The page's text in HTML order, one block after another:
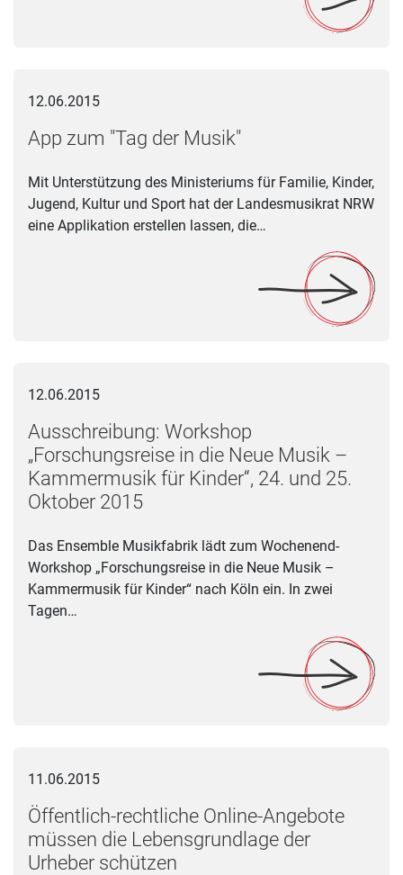
12.06.2015
App zum "Tag der Musik"
Mit Unterstützung des Ministeriums für Familie, Kinder,
Jugend, Kultur und Sport hat der Landesmusikrat NRW
eine Applikation erstellen lassen, die…
12.06.2015
Ausschreibung: Workshop
„Forschungsreise in die Neue Musik –
Kammermusik für Kinder“, 24. und 25.
Oktober 2015
Das Ensemble Musikfabrik lädt zum Wochenend-
Workshop „Forschungsreise in die Neue Musik –
Kammermusik für Kinder“ nach Köln ein. In zwei
Tagen…
11.06.2015
Öffentlich-rechtliche Online-Angebote
müssen die Lebensgrundlage der
Urheber schützen